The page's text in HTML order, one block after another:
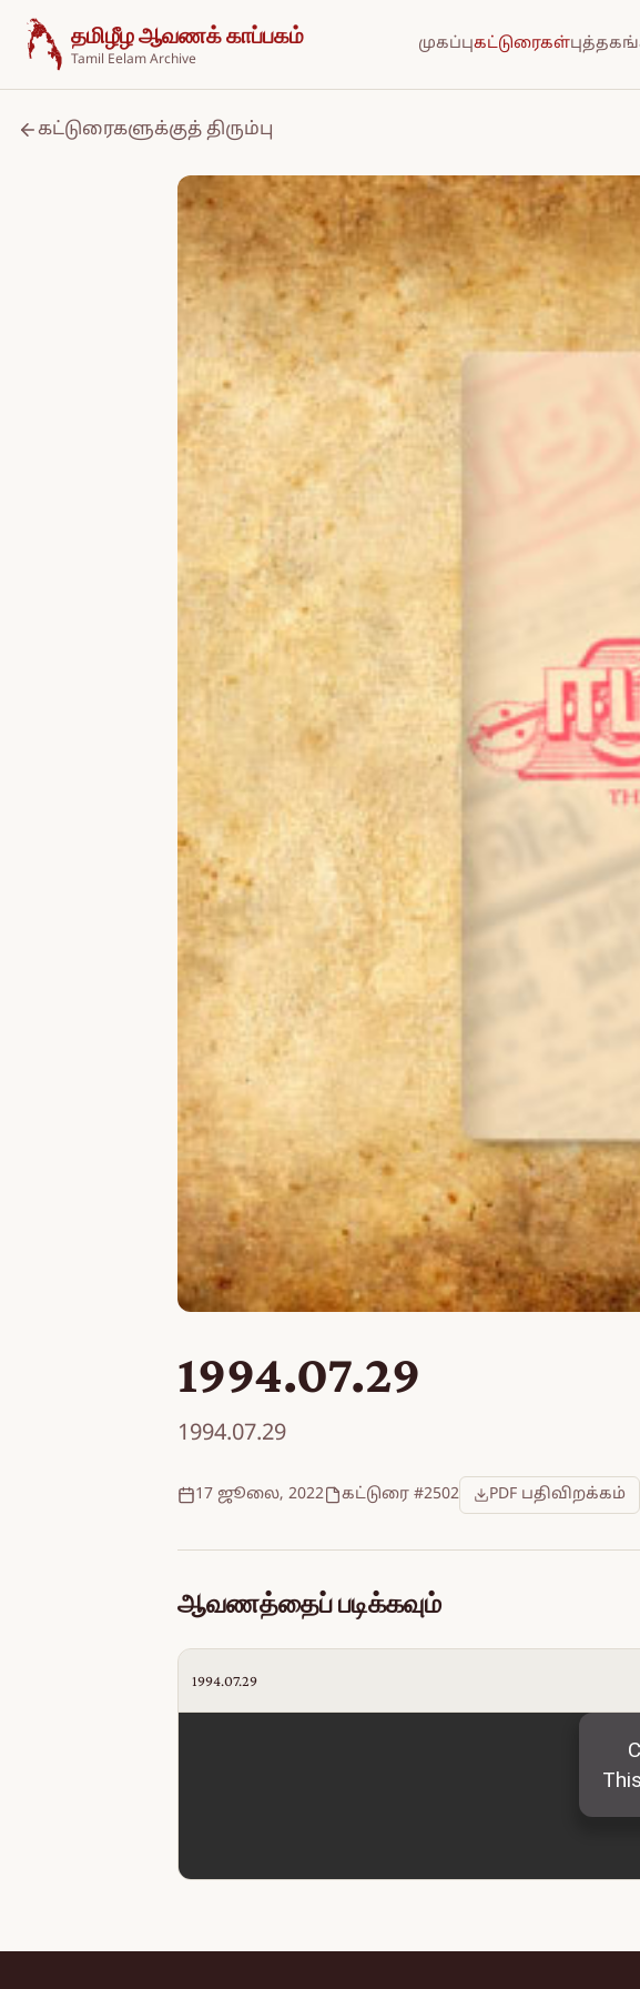
உள்ளடக்கத்திற்குச் செல்க
தமிழீழ ஆவணக் காப்பகம்
Tamil Eelam Archive
முகப்புகட்டுரைகள்
கட்டுரைகளுக்குத் திரும்பு
1994.07.29
1994.07.29
17 ஜூலை, 2022 கட்டுரை #2502 PDF பதிவிறக்கம்
ஆவணத்தைப் படிக்கவும்
1994.07.29